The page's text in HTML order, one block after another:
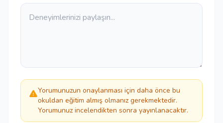
Yorumunuzun onaylanması için daha önce bu
okuldan eğitim almış olmanız gerekmektedir.
Yorumunuz incelendikten sonra yayınlanacaktır.